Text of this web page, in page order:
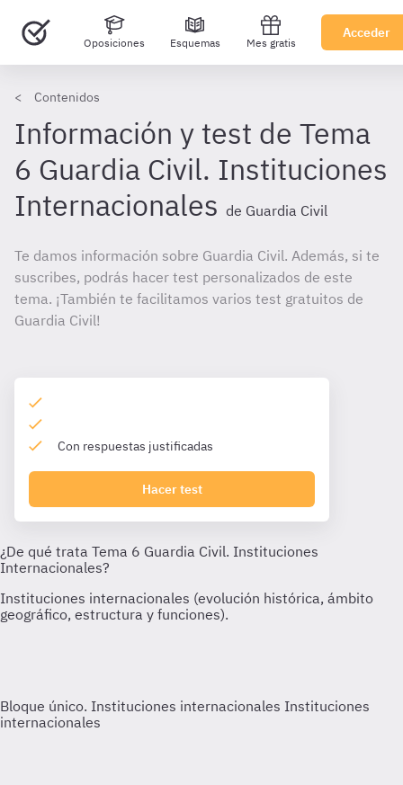
Oposiciones Esquemas Mes gratis
Acceder
Contenidos
Información y test de Tema
6 Guardia Civil. Instituciones
Internacionales de Guardia Civil
Te damos información sobre Guardia Civil. Además, si te
suscribes, podrás hacer test personalizados de este
tema. ¡También te facilitamos varios test gratuitos de
Guardia Civil!
Con respuestas justificadas
Hacer test
Bloque único. Instituciones internacionales Instituciones
internacionales